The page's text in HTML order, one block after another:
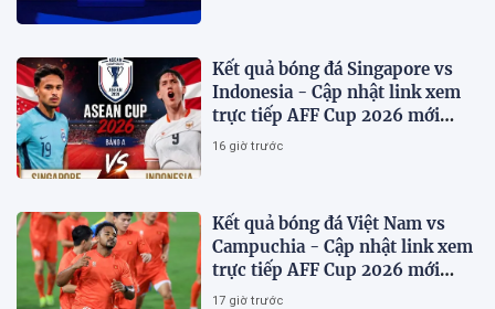
Kết quả bóng đá Singapore vs
Indonesia - Cập nhật link xem
trực tiếp AFF Cup 2026 mới
nhất.
16 giờ trước
Kết quả bóng đá Việt Nam vs
Campuchia - Cập nhật link xem
trực tiếp AFF Cup 2026 mới
nhất
17 giờ trước